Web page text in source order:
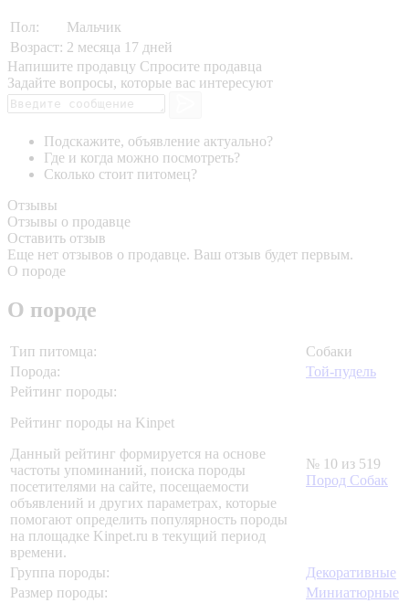
Пол:
Мальчик
Возраст: 2 месяца 17 дней
Напишите продавцу Спросите продавца
Задайте вопросы, которые вас интересуют
Подскажите, объявление актуально?
Где и когда можно посмотреть?
Сколько стоит питомец?
Отзывы
Отзывы о продавце
Оставить отзыв
Еще нет отзывов о продавце. Ваш отзыв будет первым.
О породе
О породе
Тип питомца:
Собаки
Порода:
Той-пудель
Рейтинг породы:
Рейтинг породы на Kinpet
Данный рейтинг формируется на основе
частоты упоминаний, поиска породы
посетителями на сайте, посещаемости
объявлений и других параметрах, которые
помогают определить популярность породы
на площадке Kinpet.ru в текущий период
времени.
№ 10 из 519
Пород Собак
Группа породы:
Декоративные
Размер породы:
Миниатюрные